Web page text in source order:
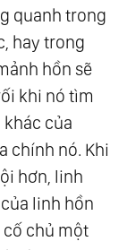
quanh trong
hay trong
hồn sẽ
khi nó tìm
của
chính nó. Khi
hơn, linh
linh hồn
cố chủ một